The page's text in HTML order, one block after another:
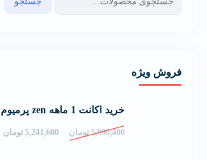
فروش ویژه
خرید اکانت 1 ماهه zen پرمیوم اوپن کد - opencode
5,990,400 تومان 5,241,600 تومان